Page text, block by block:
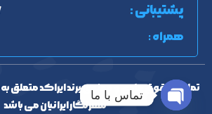
پشتیبانی :
همراه :
تمامی حقوق مادی و معنوی برند ایراکد متعلق
مهرنگار ایرانیان می باشد
تماس با ما